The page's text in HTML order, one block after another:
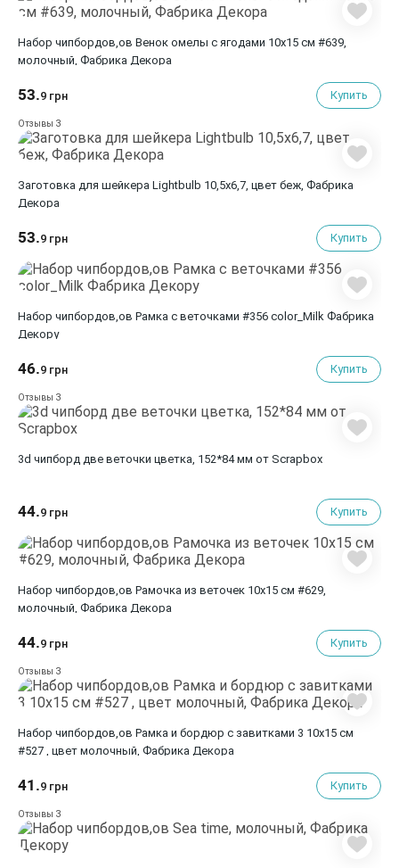
Набор чипбордов,ов Венок омелы с ягодами 10х15 см #639,
молочный, Фабрика Декора
53.9 грн Купить
Отзывы 3
Заготовка для шейкера Lightbulb 10,5х6,7, цвет беж, Фабрика
Декора
53.9 грн Купить
Набор чипбордов,ов Рамка с веточками #356 color_Milk Фабрика
Декору
46.9 грн Купить
Отзывы 3
3d чипборд две веточки цветка, 152*84 мм от Scrapbox
44.9 грн Купить
Набор чипбордов,ов Рамочка из веточек 10х15 см #629,
молочный, Фабрика Декора
44.9 грн Купить
Отзывы 3
Набор чипбордов,ов Рамка и бордюр с завитками 3 10х15 см
#527 , цвет молочный, Фабрика Декора
41.9 грн Купить
Отзывы 3